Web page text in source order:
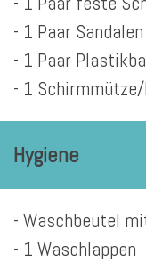
- 1 Paar Sandalen
- 1 Paar
- 1
Hygiene
- Waschbeutel
- 1 Waschlappen